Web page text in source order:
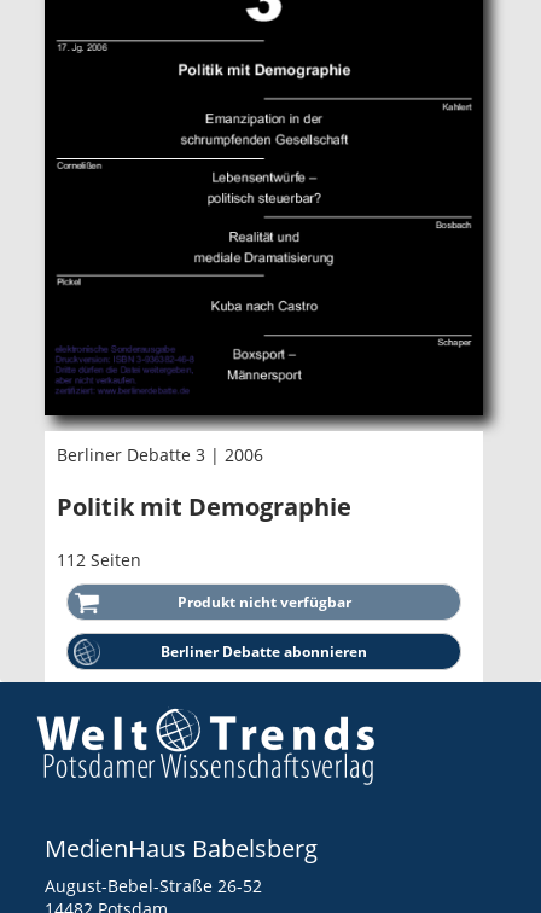
Berliner Debatte 3 | 2006
Politik mit Demographie
112 Seiten
Berliner Debatte abonnieren
MedienHaus Babelsberg
August-Bebel-Straße 26-52